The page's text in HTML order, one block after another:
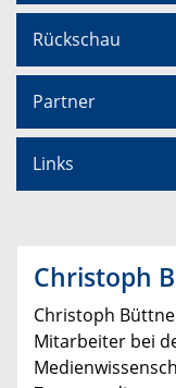
Rückschau
Partner
Links
Christoph
Christoph
Mitarbeiter bei